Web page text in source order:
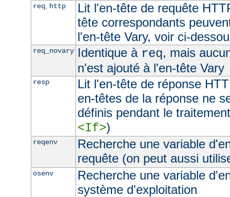
req, http
Lit l'en-tête de requête
tête correspondants
l'en-tête Vary, voir ci-
req_novary Identique à req, mais
n'est ajouté à l'en-tête Vary
resp
Lit l'en-tête de réponse
en-têtes de la réponse ne
définis pendant le
<If>)
reqenv
Recherche une variable
requête (on peut aussi
osenv
Recherche une variable
système d'exploitation